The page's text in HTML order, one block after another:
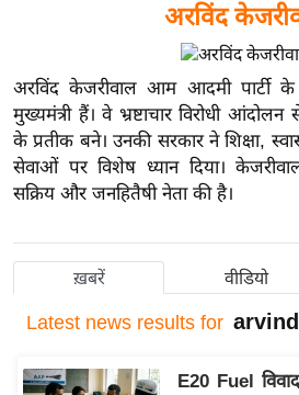
ष्ट्री
य
अं
त
र्रा
य
ज़
स
अरविंद
अरविंद केजरीवाल आम आदमी पार्टी
मुख्यमंत्री हैं। वे भ्रष्टाचार विरोधी
के प्रतीक बने। उनकी सरकार ने शिक्षा,
सेवाओं पर विशेष ध्यान दिया।
सक्रिय और जनहितैषी नेता की है।
ख़बरें वीडियो
Latest news results for
E20 Fuel